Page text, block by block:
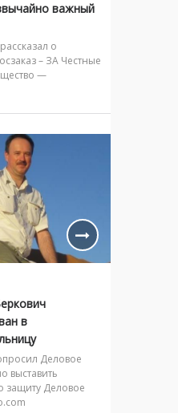
важный
о
– ЗА Честные
—
в
Деловое
выставить
защиту Деловое